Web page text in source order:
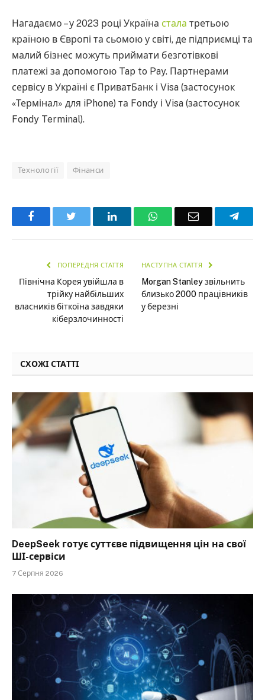
Нагадаємо – у 2023 році Україна стала третьою
країною в Європі та сьомою у світі, де підприємці та
малий бізнес можуть приймати безготівкові
платежі за допомогою Tap to Pay. Партнерами
сервісу в Україні є ПриватБанк і Visa (застосунок
«Термінал» для iPhone) та Fondy і Visa (застосунок
Fondy Terminal).
Технології Фінанси
Facebook LinkedInWhatsAppEmail
ПОПЕРЕДНЯ СТАТТЯ
Північна Корея увійшла в
трійку найбільших
власників біткоїна завдяки
кіберзлочинності
НАСТУПНА СТАТТЯ
Morgan Stanley звільнить
близько 2000 працівників
у березні
СХОЖІ СТАТТІ
DeepSeek готує суттєве підвищення цін на свої
ШІ-сервіси
7 Серпня 2026